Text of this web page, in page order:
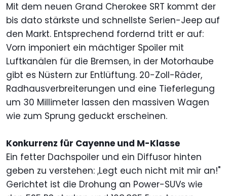
Mit dem neuen Grand Cherokee SRT kommt der
bis dato stärkste und schnellste Serien-Jeep auf
den Markt. Entsprechend fordernd tritt er auf:
Vorn imponiert ein mächtiger Spoiler mit
Luftkanälen für die Bremsen, in der Motorhaube
gibt es Nüstern zur Entlüftung. 20-Zoll-Räder,
Radhausverbreiterungen und eine Tieferlegung
um 30 Millimeter lassen den massiven Wagen
wie zum Sprung geduckt erscheinen.
Konkurrenz für Cayenne und M-Klasse
Ein fetter Dachspoiler und ein Diffusor hinten
geben zu verstehen: ,Legt euch nicht mit mir an!"
Gerichtet ist die Drohung an Power-SUVs wie